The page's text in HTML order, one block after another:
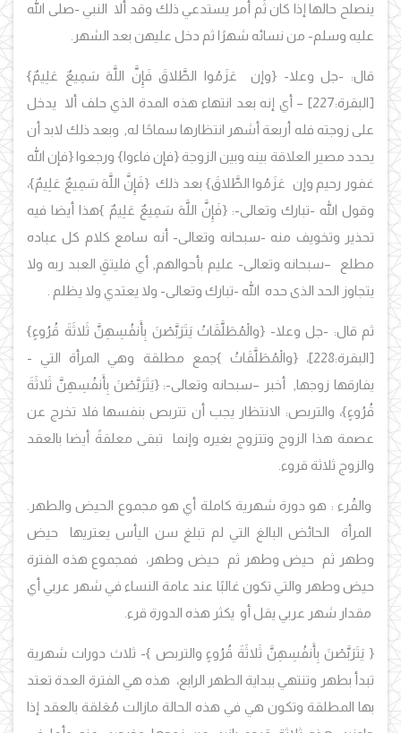
ينصلح حالها إذا كان ثَم أمر يستدعي ذلك وقد ألا النبي -صلى الله
عليه وسلم- من نسائه شهرًا ثم دخل عليهن بعد الشهر.
قال: -جل وعلا- {وإن عَزَمُوا الطَّلاقَ فَإِنَّ اللَّهَ سَمِيعٌ عَلِيمٌ}
[البقرة:227]
– أي إنه بعد انتهاء هذه المدة الذي حلف ألا يدخل
على زوجته فله أربعة أشهر انتظارها سماحًا له, وبعد ذلك لابد أن
يحدد مصير العلاقة بينه وبين الزوجة{فإن فاءوا} ورجعوا{فإن الله
غفور رحيم وإن عَزَمُوا الطَّلاقَ} بعد ذلك {فَإِنَّ اللَّهَ سَمِيعٌ عَلِيمٌ}،
وقول الله -تبارك وتعالى-: {فَإِنَّ اللَّهَ سَمِيعٌ عَلِيمٌ }هذا أيضا فيه
تحذير وتخويف منه -سبحانه وتعالى- أنه سامع كلام كل عباده
مطلع –سبحانه وتعالى- عليم بأحوالهم, أي فليتقِ العبد ربه ولا
يتجاوز الحد الذى حده الله -تبارك وتعالى- ولا يعتدي ولا يظلم .
ثم قال: -جل وعلا- {والْمُطَلَّقَاتُ يَتَرَبَّصْنَ بِأَنفُسِهِنَّ ثَلاثَةَ قُرُوءٍ}
[البقرة:228]
،{والْمُطَلَّقَاتُ }جمع مطلقة وهي المرأة التي -
يفارقها زوجها, أخبر –سبحانه وتعالى-:{يَتَرَبَّصْنَ بِأَنفُسِهِنَّ ثَلاثَةَ
قُرُوءٍ}، والتربص: الانتظار يجب أن تتربص بنفسها فلا تخرج عن
عصمة هذا الزوج وتتزوج بغيره وإنما تبقى معلقةً أيضا بالعقد
والزوج ثلاثة قروء.
والقُرء : هو دورة شهرية كاملة أي هو مجموع الحيض والطهر.
المرأة الحائض البالغ التي لم تبلغ سن اليأس يعتريها حيض
وطهر ثم حيض وطهر ثم حيض وطهر، فمجموع هذه الفترة
حيض وطهر والتي تكون غالبًا عند عامة النساء في شهر عربي أي
مقدار شهر عربي يقل أو يكثر هذه الدورة قرء.
{ يَتَرَبَّصْنَ بِأَنفُسِهِنَّ ثَلاثَةَ قُرُوءٍ والتربص }- ثلاث دورات شهرية
تبدأ بطهر وتنتهي ببداية الطهر الرابع، هذه هي الفترة العدة تعتد
بها المطلقة وتكون هي في هذه الحالة مازالت مُعَلقة بالعقد إذا